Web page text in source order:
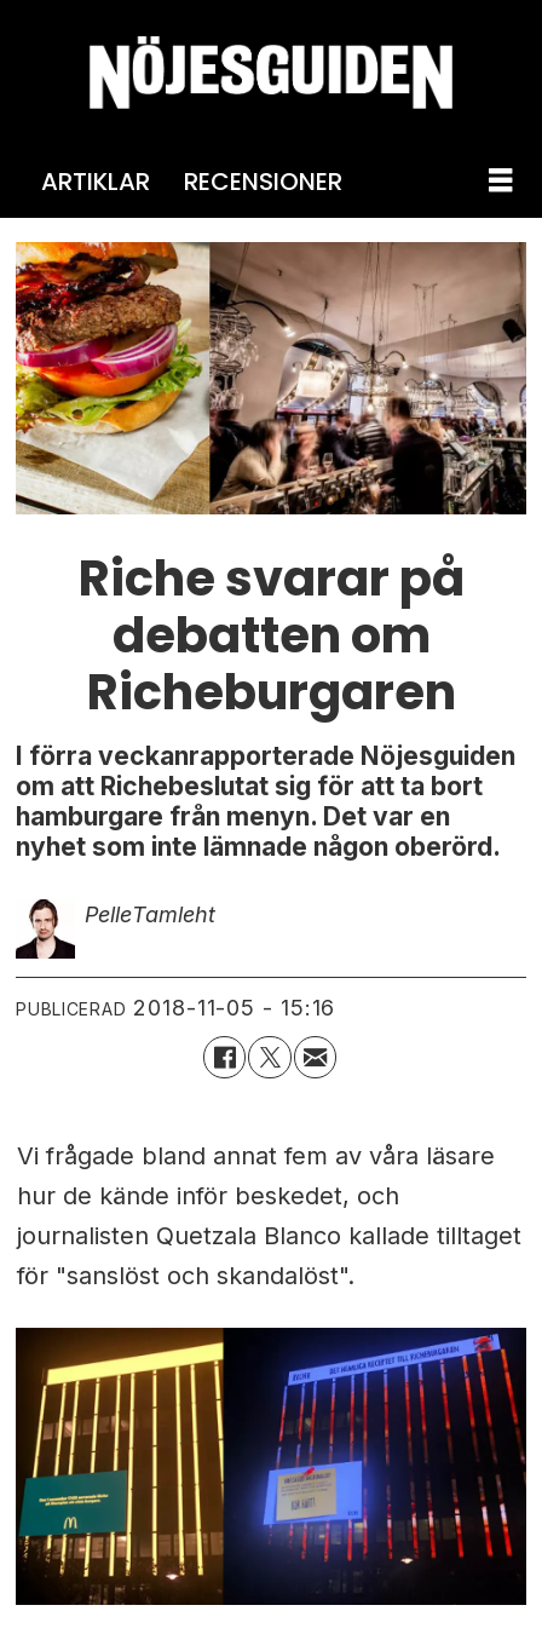
ARTIKLAR RECENSIONER
Riche svarar på
debatten om
Richeburgaren
I förra veckanrapporterade Nöjesguiden
om att Richebeslutat sig för att ta bort
hamburgare från menyn. Det var en
nyhet som inte lämnade någon oberörd.
PelleTamleht
PUBLICERAD 2018-11-05 - 15:16
Vi frågade bland annat fem av våra läsare
hur de kände inför beskedet, och
journalisten Quetzala Blanco kallade tilltaget
för "sanslöst och skandalöst".